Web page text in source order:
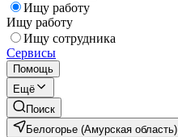
Ищу работу
Ищу работу
Ищу сотрудника
Сервисы
Помощь
Ещё
Поиск
Белогорье (Амурская область)